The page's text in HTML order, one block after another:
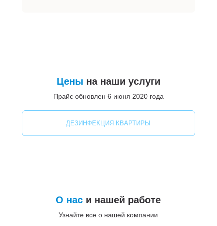
Цены на наши услуги
Прайс обновлен 6 июня 2020 года
ДЕЗИНФЕКЦИЯ КВАРТИРЫ
О нас и нашей работе
Узнайте все о нашей компании